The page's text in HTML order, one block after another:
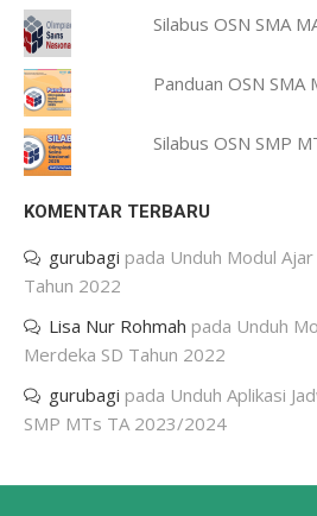
Silabus OSN SMA
Panduan OSN SMA
Silabus OSN SMP
KOMENTAR TERBARU
gurubagi pada Unduh Modul
Tahun 2022
Lisa Nur Rohmah pada Unduh
Merdeka SD Tahun 2022
gurubagi pada Unduh Aplikasi
SMP MTs TA 2023/2024